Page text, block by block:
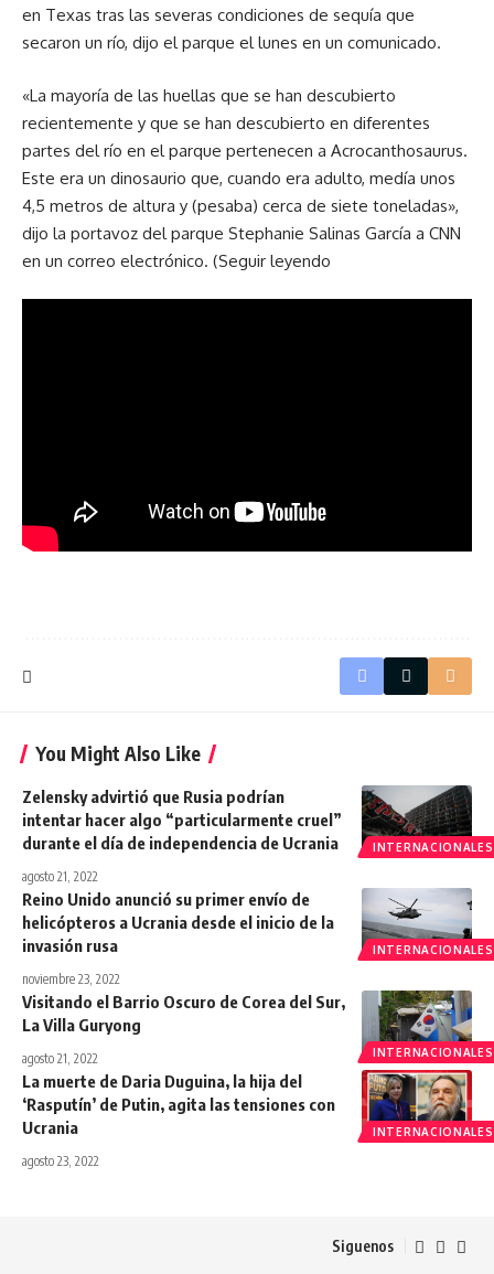
en Texas tras las severas condiciones de sequía que
secaron un río, dijo el parque el lunes en un comunicado.
«La mayoría de las huellas que se han descubierto
recientemente y que se han descubierto en diferentes
partes del río en el parque pertenecen a Acrocanthosaurus.
Este era un dinosaurio que, cuando era adulto, medía unos
4,5 metros de altura y (pesaba) cerca de siete toneladas»,
dijo la portavoz del parque Stephanie Salinas García a CNN
en un correo electrónico. (Seguir leyendo
You Might Also Like
INTERNACIONALES
Zelensky advirtió que Rusia podrían
intentar hacer algo “particularmente cruel”
durante el día de independencia de Ucrania
agosto 21, 2022
INTERNACIONALES
Reino Unido anunció su primer envío de
helicópteros a Ucrania desde el inicio de la
invasión rusa
noviembre 23, 2022
INTERNACIONALES
Visitando el Barrio Oscuro de Corea del Sur,
La Villa Guryong
agosto 21, 2022
INTERNACIONALES
La muerte de Daria Duguina, la hija del
‘Rasputín’ de Putin, agita las tensiones con
Ucrania
agosto 23, 2022
Siguenos